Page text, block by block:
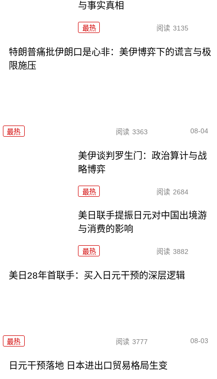
与事实真相
最热 阅读 3135
特朗普痛批伊朗口是心非：美伊博弈下的谎言与极
限施压
最热 阅读 3363 08-04
美伊谈判罗生门：政治算计与战
略博弈
最热 阅读 2684
美日联手提振日元对中国出境游
与消费的影响
最热 阅读 3882
美日28年首联手：买入日元干预的深层逻辑
最热 阅读 3777 08-03
日元干预落地 日本进出口贸易格局生变